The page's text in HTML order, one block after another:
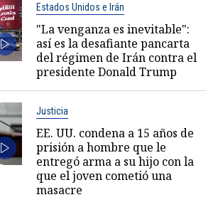
Estados Unidos e Irán
"La venganza es inevitable":
así es la desafiante pancarta
del régimen de Irán contra el
presidente Donald Trump
Justicia
EE. UU. condena a 15 años de
prisión a hombre que le
entregó arma a su hijo con la
que el joven cometió una
masacre